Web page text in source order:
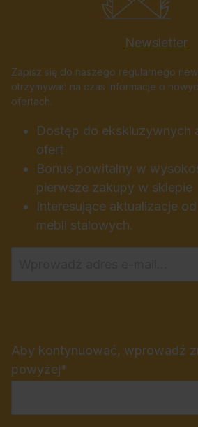
Newsletter
Zapisz się do naszego regularnego
otrzymywać na czas informacje o
ofertach.
Dostęp do ekskluzywnych
ofert
Bonus powitalny w
pierwsze zakupy w sklepie
Interesujące aktualizacje
mebli stalowych.
Aby kontynuować, wprowadź
powyżej*